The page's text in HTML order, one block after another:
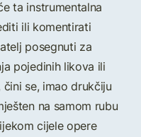
ta instrumentalna
ili komentirati
posegnuti za
pojedinih likova ili
se, imao drukčiju
na samom rubu
cijele opere